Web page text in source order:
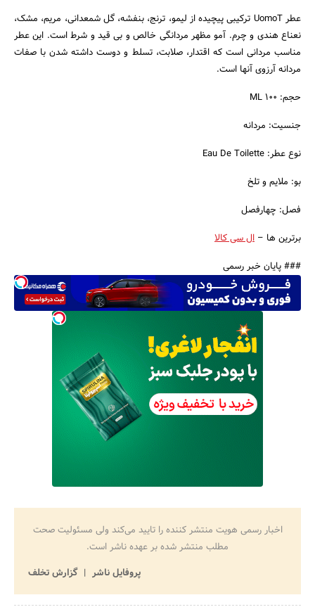
عطر UomoT ترکیبی پیچیده از لیمو، ترنج، بنفشه، گل شمعدانی، مریم، مشک،
نعناع هندی و چرم. آمو مظهر مردانگی خالص و بی قید و شرط است. این عطر
مناسب مردانی است که اقتدار، صلابت، تسلط و دوست داشته شدن با صفات
مردانه آرزوی آنها است.
حجم: 100 ML
جنسیت: مردانه
نوع عطر: Eau De Toilette
بو: ملایم و تلخ
فصل: چهارفصل
برترین ها – ال سی کالا
### پایان خبر رسمی
اخبار رسمی هویت منتشر کننده را تایید می‌کند ولی مسئولیت صحت
مطلب منتشر شده بر عهده ناشر است.
پروفایل ناشر
گزارش تخلف